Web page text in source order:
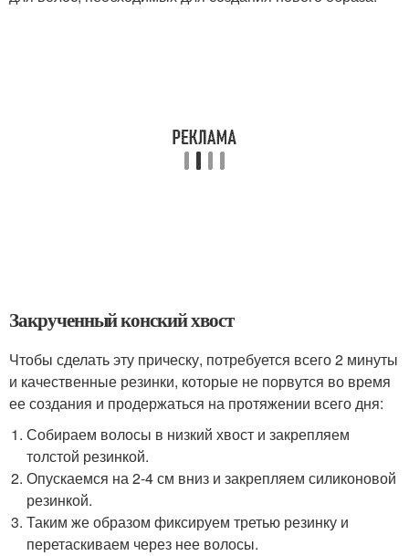
Закрученный конский хвост
Чтобы сделать эту прическу, потребуется всего 2 минуты
и качественные резинки, которые не порвутся во время
ее создания и продержаться на протяжении всего дня:
Собираем волосы в низкий хвост и закрепляем
толстой резинкой.
Опускаемся на 2-4 см вниз и закрепляем силиконовой
резинкой.
Таким же образом фиксируем третью резинку и
перетаскиваем через нее волосы.